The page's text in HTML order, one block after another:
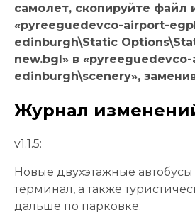
самолет, скопируйте файл
«pyreeguedevco-airport-
edinburgh\Static
new.bgl» в
edinburgh\scenery»,
Журнал
v1.1.5:
Новые двухэтажные
терминал, а также
дальше по парковке.